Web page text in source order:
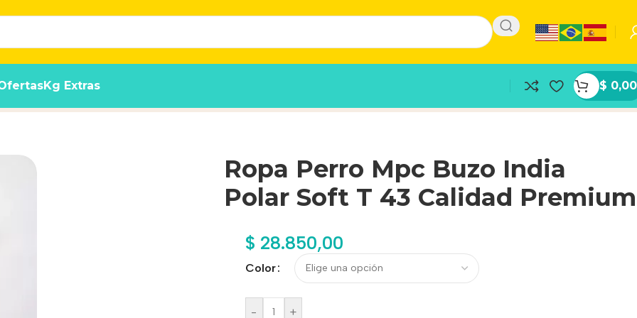
Kg Extras $ 0,00
Calidad Premium
Ropa Perro Mpc Buzo India
Polar Soft T 43 Calidad Premium
$ 28.850,00
Color
- +